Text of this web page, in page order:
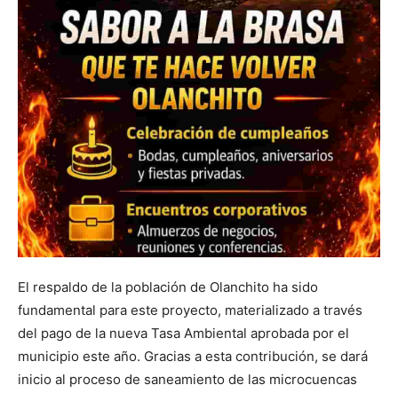
El respaldo de la población de Olanchito ha sido
fundamental para este proyecto, materializado a través
del pago de la nueva Tasa Ambiental aprobada por el
municipio este año. Gracias a esta contribución, se dará
inicio al proceso de saneamiento de las microcuencas